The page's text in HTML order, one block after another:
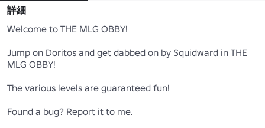
詳細
Welcome to THE MLG OBBY!
Jump on Doritos and get dabbed on by Squidward in THE
MLG OBBY!
The various levels are guaranteed fun!
Found a bug? Report it to me.